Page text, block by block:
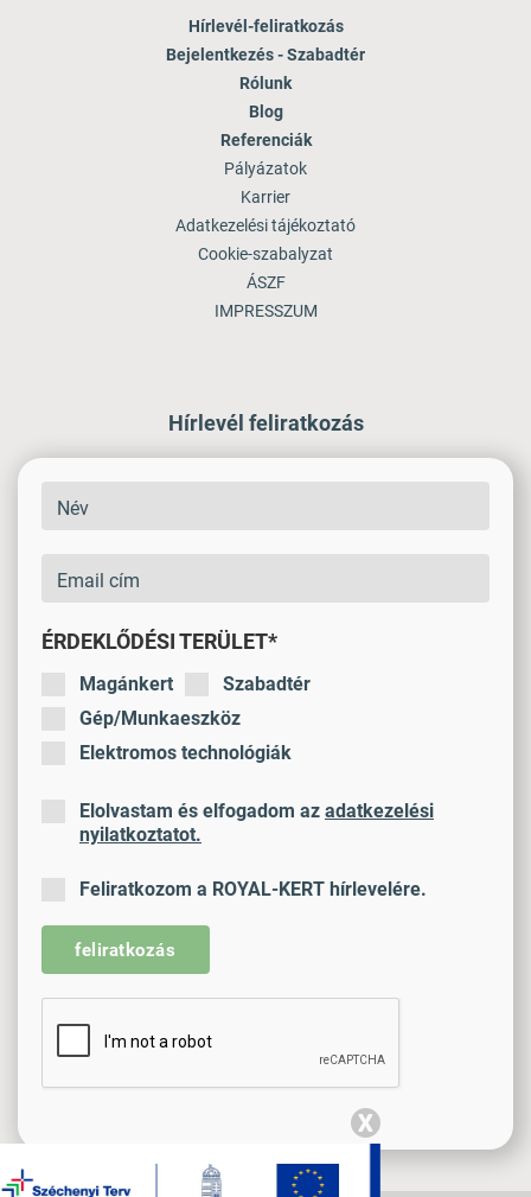
Hírlevél-feliratkozás
Bejelentkezés - Szabadtér
Rólunk
Blog
Referenciák
Pályázatok
Karrier
Adatkezelési tájékoztató
Cookie-szabalyzat
ÁSZF
IMPRESSZUM
Hírlevél feliratkozás
ÉRDEKLŐDÉSI TERÜLET*
Magánkert
Szabadtér
Gép/Munkaeszköz
Elektromos technológiák
Elolvastam és elfogadom az adatkezelési
nyilatkoztatot.
Feliratkozom a ROYAL-KERT hírlevelére.
feliratkozás
X